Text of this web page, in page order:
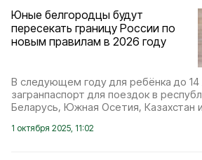
Юные белгородцы будут
пересекать границу России по
новым правилам в 2026 году
В следующем году для ребёнка до 14
загранпаспорт для поездок в
Беларусь, Южная Осетия, Казахстан
1 октября 2025, 11:02